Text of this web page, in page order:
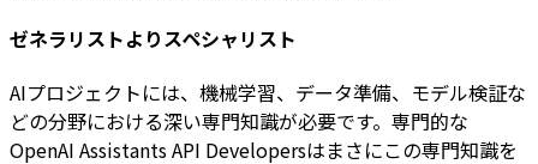
ゼネラリストよりスペシャリスト
AIプロジェクトには、機械学習、データ準備、モデル検証な
どの分野における深い専門知識が必要です。専門的な
OpenAI Assistants API Developersはまさにこの専門知識を